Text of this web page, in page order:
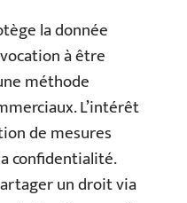
la donnée
à être
méthode
L’intérêt
de mesures
confidentialité.
un droit via